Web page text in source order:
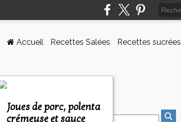
Accueil Recettes Salées Recettes sucrées
Joues de porc, polenta
crémeuse et sauce